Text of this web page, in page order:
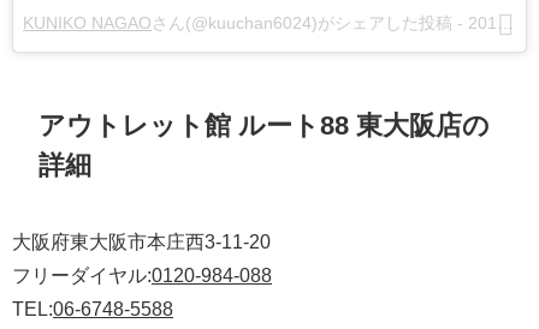
KUNIKO NAGAOさん(@kuuchan6024)がシェアした投稿 - 2016年 9月月16日午前2時02分PDT
アウトレット館 ルート88 東大阪店の
詳細
大阪府東大阪市本庄西3-11-20
フリーダイヤル:0120-984-088
TEL:06-6748-5588